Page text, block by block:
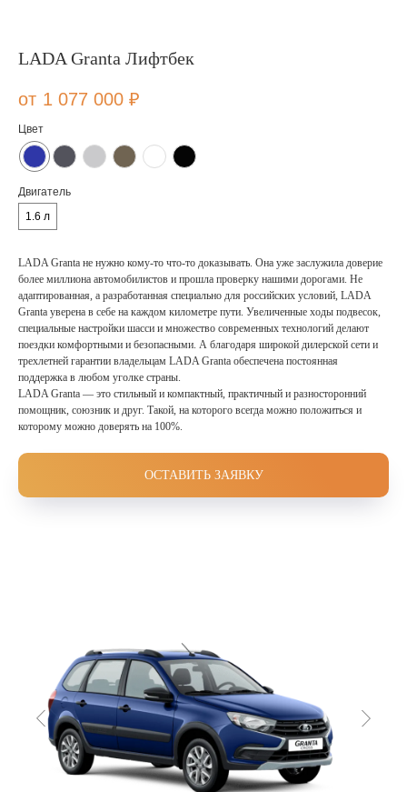
LADA Granta Лифтбек
1 077 000 ₽
Цвет
Двигатель
1.6 л
LADA Granta не нужно кому-то что-то доказывать. Она уже заслужила доверие
более миллиона автомобилистов и прошла проверку нашими дорогами. Не
адаптированная, а разработанная специально для российских условий, LADA
Granta уверена в себе на каждом километре пути. Увеличенные ходы подвесок,
специальные настройки шасси и множество современных технологий делают
поездки комфортными и безопасными. А благодаря широкой дилерской сети и
трехлетней гарантии владельцам LADA Granta обеспечена постоянная
поддержка в любом уголке страны.
LADA Granta — это стильный и компактный, практичный и разносторонний
помощник, союзник и друг. Такой, на которого всегда можно положиться и
которому можно доверять на 100%.
ОСТАВИТЬ ЗАЯВКУ